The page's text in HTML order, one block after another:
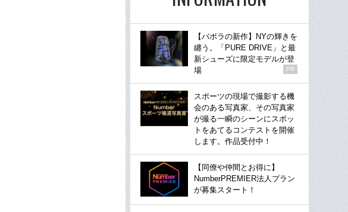
【バボラの新作】NYの輝きを
纏う。「PURE DRIVE」と最
新シューズに限定モデルが登
場
PR
スポーツの現場で撮影する機
会のある写真家、その写真家
が撮る一瞬のシーンにスポッ
トをあてるコンテストを開催
します。作品受付中！
【同僚や仲間とお得に】
NumberPREMIER法人プラン
が募集スタート！